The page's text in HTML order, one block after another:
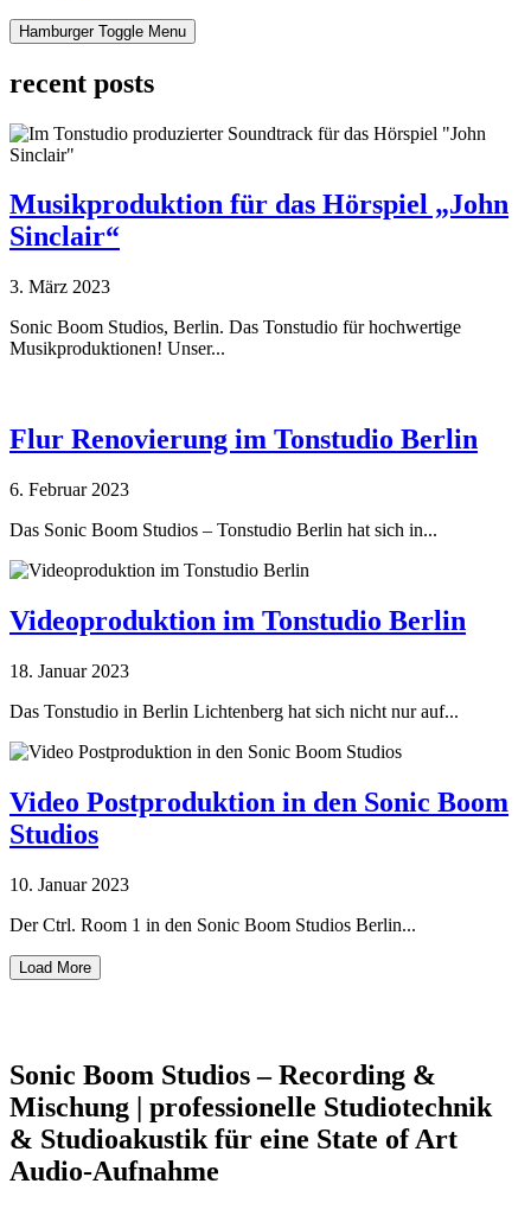
Hamburger Toggle Menu
recent posts
Musikproduktion für das Hörspiel „John
Sinclair“
3. März 2023
Sonic Boom Studios, Berlin. Das Tonstudio für hochwertige
Musikproduktionen! Unser...
Flur Renovierung im Tonstudio Berlin
6. Februar 2023
Das Sonic Boom Studios – Tonstudio Berlin hat sich in...
Videoproduktion im Tonstudio Berlin
18. Januar 2023
Das Tonstudio in Berlin Lichtenberg hat sich nicht nur auf...
Video Postproduktion in den Sonic Boom
Studios
10. Januar 2023
Der Ctrl. Room 1 in den Sonic Boom Studios Berlin...
Load More
Sonic Boom Studios – Recording &
Mischung | professionelle Studiotechnik
& Studioakustik für eine State of Art
Audio-Aufnahme